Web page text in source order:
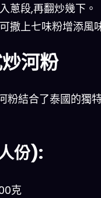
蔥段,再翻炒幾下。
撒上七味粉增添風
河粉
粉結合了泰國的獨
份):
克